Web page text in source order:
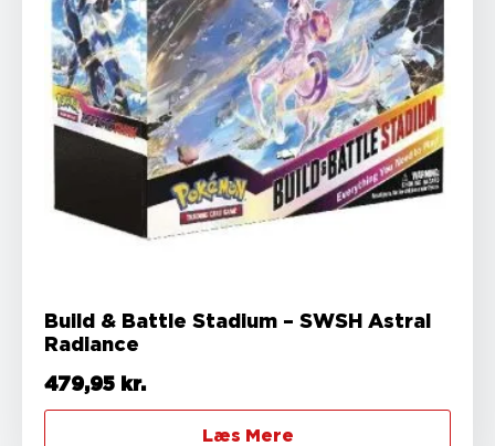
Build & Battle Stadium – SWSH Astral
Radiance
479,95 kr.
Læs Mere